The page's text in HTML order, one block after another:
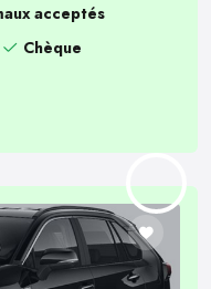
acceptés
Chèque